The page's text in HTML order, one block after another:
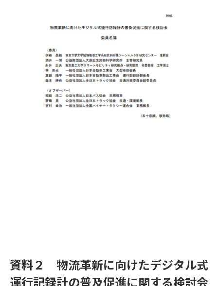
資料２ 物流革新に向けたデジタル式
運行記録計の普及促進に関する検討会